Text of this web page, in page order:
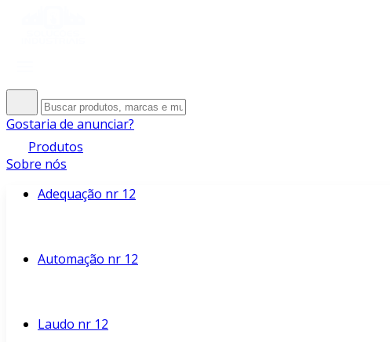
Gostaria de anunciar?
Produtos
Sobre nós
Adequação nr 12
Automação nr 12
Laudo nr 12